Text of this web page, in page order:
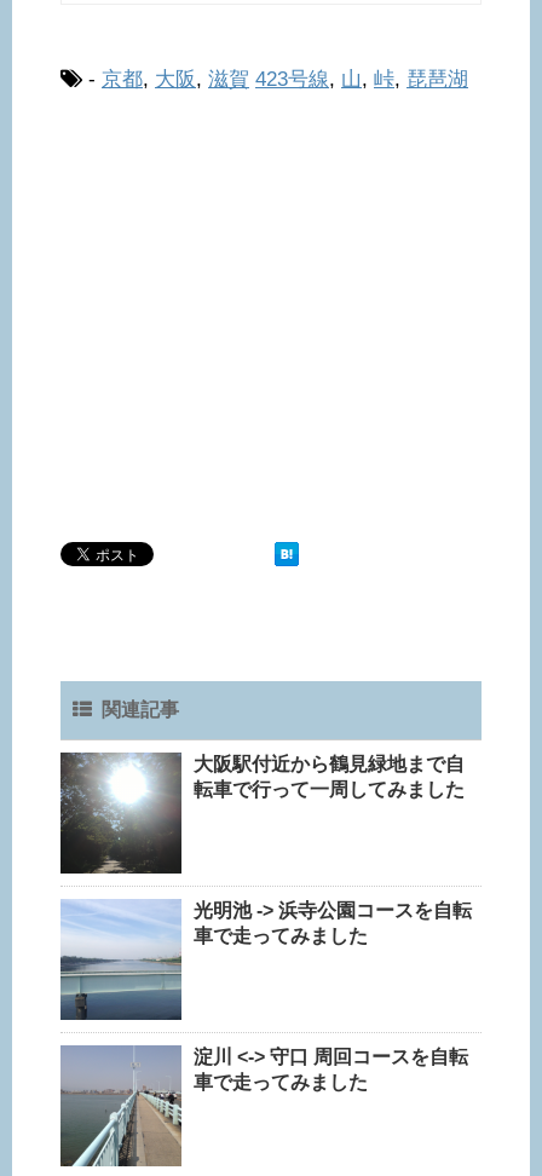
- 京都, 大阪, 滋賀 423号線, 山, 峠, 琵琶湖
関連記事
大阪駅付近から鶴見緑地まで自
転車で行って一周してみました
光明池 -> 浜寺公園コースを自転
車で走ってみました
淀川 <-> 守口 周回コースを自転
車で走ってみました